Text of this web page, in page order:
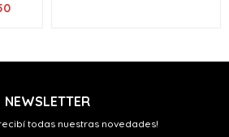
NEWSLETTER
todas nuestras novedades!